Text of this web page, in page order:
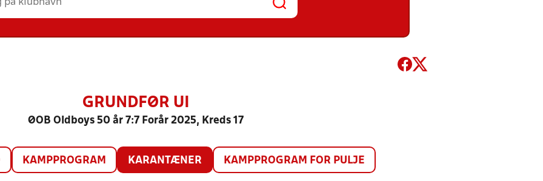
GRUNDFØR UI
ØOB Oldboys 50 år 7:7 Forår 2025, Kreds 17
KAMPPROGRAM KARANTÆNER KAMPPROGRAM FOR PULJE